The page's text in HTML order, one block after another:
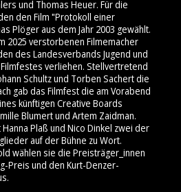
und Thomas Heuer. Für die
den Film "Protokoll einer
Plöger aus dem Jahr 2003 gewählt.
2025 verstorbenen Filmemacher
des Landesverbands Jugend und
verliehen. Stellvertretend
Schultz und Torben Sachert die
gab das Filmfest die am Vorabend
künftigen Creative Boards
Blumert und Artem Zaidman.
Plaß und Nico Dinkel zwei der
auf der Bühne zu Wort.
wählen sie die Preisträger_innen
Preis und den Kurt-Denzer-